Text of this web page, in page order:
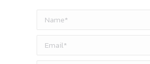
Name *
Email *